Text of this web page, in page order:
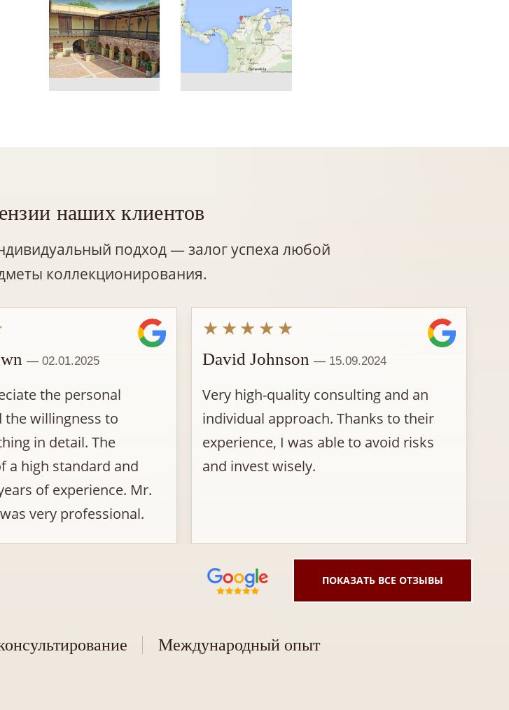
наших клиентов
подход — залог успеха любой
коллекционирования.
— 02.01.2025
the personal
the willingness to
in detail. The
a high standard and
of experience. Mr.
very professional.
★★★★★
David Johnson — 15.09.2024
Very high-quality consulting and an
individual approach. Thanks to their
experience, I was able to avoid risks
and invest wisely.
ПОКАЗАТЬ ВСЕ ОТЗЫВЫ
Международный опыт